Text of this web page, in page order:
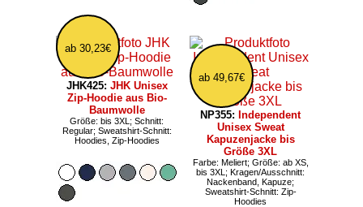
ab 30,23€
JHK425: JHK Unisex
Zip-Hoodie aus Bio-
Baumwolle
Größe: bis 3XL; Schnitt:
Regular; Sweatshirt-Schnitt:
Hoodies, Zip-Hoodies
ab 49,67€
NP355: Independent
Unisex Sweat
Kapuzenjacke bis
Größe 3XL
Farbe: Meliert; Größe: ab XS,
bis 3XL; Kragen/Ausschnitt:
Nackenband, Kapuze;
Sweatshirt-Schnitt: Zip-
Hoodies